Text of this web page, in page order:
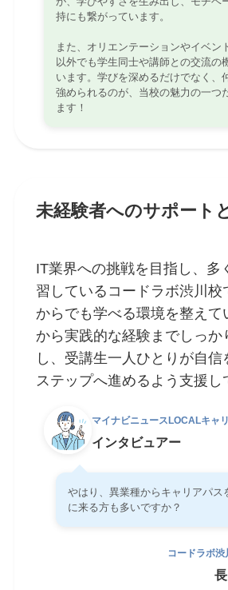
持にも繋がっています。
また、オリエンテーションやイベン
以外でも学生同士や講師との交流の
います。学びを深めるだけでなく、
強められるのが、当校の魅力の一つ
ます！
未経験者へのサポート
IT業界への挑戦を目指し、多
習しているコードラボ渋川校
からでも学べる環境を整えて
から実践的な経験までしっか
し、受講生一人ひとりが自信
ステップへ進めるよう支援し
マイナビニュースLOCALキャ
インタビュアー
やはり、異業種からキャリアパス
に来る方も多いですか？
コードラボ渋